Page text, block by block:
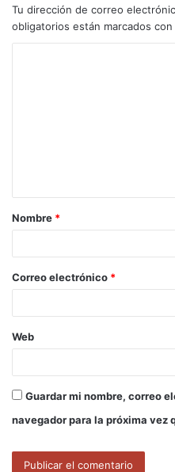
Tu dirección de correo
obligatorios están marcados con
a
r
*
Nombre *
Correo electrónico *
Web
Guardar mi nombre, correo
navegador para la próxima vez